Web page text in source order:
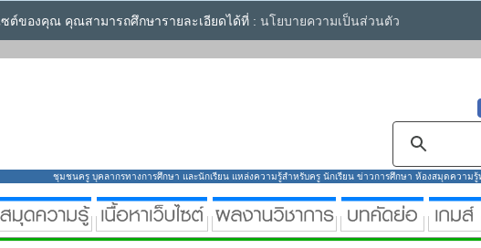
ต์ของคุณ คุณสามารถศึกษารายละเอียดได้ที่ : นโยบายความเป็นส่วนตัว
ชุมชนครู บุคลากรทางการศึกษา และนักเรียน แหล่งความรู้สำหรับครู นักเรียน ข่าวการศึกษา ห้องสมุดความ